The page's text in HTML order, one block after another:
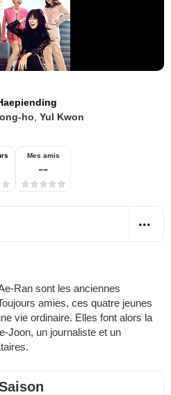
ho Yul Kwon
Mes amis
--
Ran sont les anciennes
amies, ces quatre jeunes
vie ordinaire. Elles font alors la
Joon, un journaliste et un